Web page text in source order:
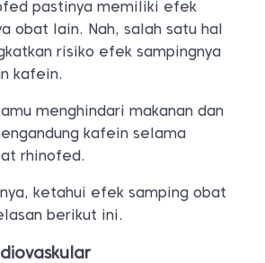
pastinya memiliki efek
obat lain. Nah, salah satu hal
risiko efek sampingnya
kafein.
menghindari makanan dan
kafein selama
rhinofed.
ketahui efek samping obat
berikut ini.